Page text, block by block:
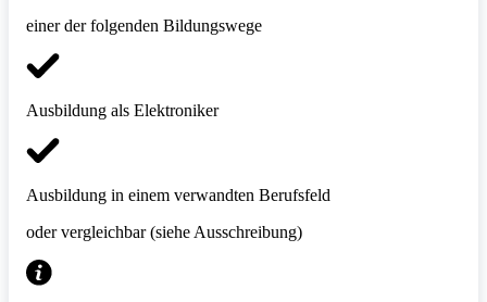
einer der folgenden Bildungswege
Ausbildung als Elektroniker
Ausbildung in einem verwandten Berufsfeld
oder vergleichbar (siehe Ausschreibung)